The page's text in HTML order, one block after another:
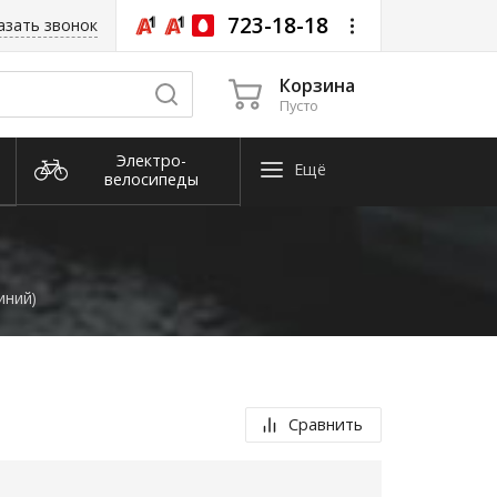
звонок 723-18-18
Корзина
Пусто
Электро­
велосипеды
Снегоуборочная
Ещё
Сравнить